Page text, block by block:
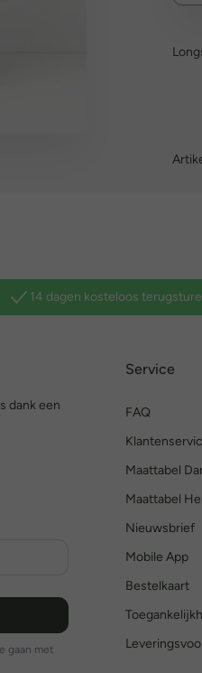
14 dagen kosteloos
dank een
gaan met
Service
FAQ
Maattabel
Maattabel
Nieuwsbrief
Mobile App
Bestelkaart